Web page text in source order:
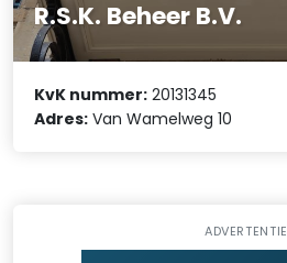
R.S.K. Beheer B.V.
KvK nummer: 20131345
Adres: Van Wamelweg 10
ADVERTENTIE